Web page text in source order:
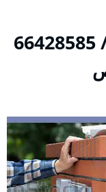
فني تركيب بدالات القصر / 66428585